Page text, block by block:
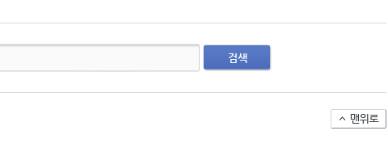
검색
컨테이너 박스 유실사고 추이(2008~2025년)
국가별 상반기 선박 수주량 추이(2022~2026년)